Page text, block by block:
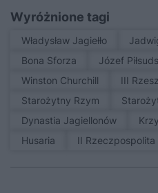
Wyróżnione tagi
Władysław Jagiełło
Bona Sforza
Józef
Winston Churchill
III
Starożytny Rzym
Dynastia Jagiellonów
Husaria
II Rzeczpospolita